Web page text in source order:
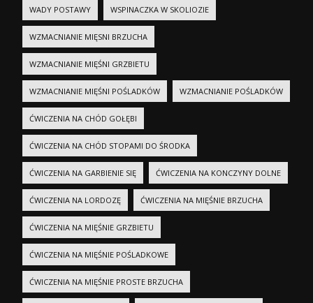
WADY POSTAWY WSPINACZKA W SKOLIOZIE
WZMACNIANIE MIĘSNI BRZUCHA
WZMACNIANIE MIĘŚNI GRZBIETU
WZMACNIANIE MIĘŚNI POŚLADKÓW WZMACNIANIE POŚLADKÓW
ĆWICZENIA NA CHÓD GOŁĘBI
ĆWICZENIA NA CHÓD STOPAMI DO ŚRODKA
ĆWICZENIA NA GARBIENIE SIĘ ĆWICZENIA NA KONCZYNY DOLNE
ĆWICZENIA NA LORDOZĘ ĆWICZENIA NA MIĘŚNIE BRZUCHA
ĆWICZENIA NA MIĘŚNIE GRZBIETU
ĆWICZENIA NA MIĘŚNIE POŚLADKOWE
ĆWICZENIA NA MIĘŚNIE PROSTE BRZUCHA